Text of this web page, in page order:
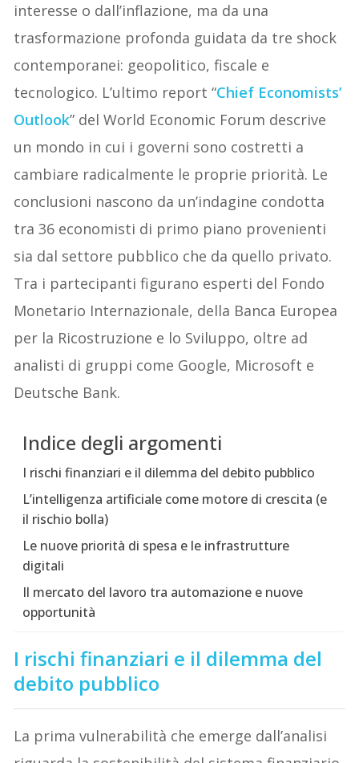
interesse o dall’inflazione, ma da una
trasformazione profonda guidata da tre shock
contemporanei: geopolitico, fiscale e
tecnologico. L’ultimo report “Chief Economists’
Outlook” del World Economic Forum descrive
un mondo in cui i governi sono costretti a
cambiare radicalmente le proprie priorità. Le
conclusioni nascono da un’indagine condotta
tra 36 economisti di primo piano provenienti
sia dal settore pubblico che da quello privato.
Tra i partecipanti figurano esperti del Fondo
Monetario Internazionale, della Banca Europea
per la Ricostruzione e lo Sviluppo, oltre ad
analisti di gruppi come Google, Microsoft e
Deutsche Bank.
Indice degli argomenti
I rischi finanziari e il dilemma del debito pubblico
L’intelligenza artificiale come motore di crescita (e
il rischio bolla)
Le nuove priorità di spesa e le infrastrutture
digitali
Il mercato del lavoro tra automazione e nuove
opportunità
I rischi finanziari e il dilemma del
debito pubblico
La prima vulnerabilità che emerge dall’analisi